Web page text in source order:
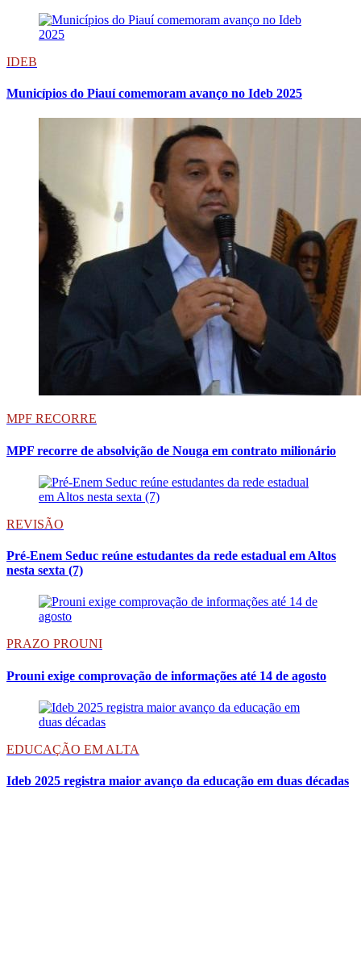
IDEB
Municípios do Piauí comemoram avanço no Ideb 2025
MPF RECORRE
MPF recorre de absolvição de Nouga em contrato milionário
REVISÃO
Pré-Enem Seduc reúne estudantes da rede estadual em Altos
nesta sexta (7)
PRAZO PROUNI
Prouni exige comprovação de informações até 14 de agosto
EDUCAÇÃO EM ALTA
Ideb 2025 registra maior avanço da educação em duas décadas